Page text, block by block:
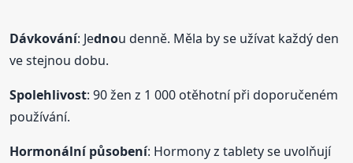
Dávkování: Jednou denně. Měla by se užívat každý den
ve stejnou dobu.
Spolehlivost: 90 žen z 1 000 otěhotní při doporučeném
používání.
Hormonální působení: Hormony z tablety se uvolňují